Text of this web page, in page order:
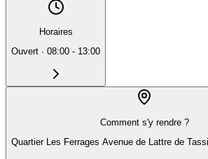
Horaires
Ouvert · 08:00 - 13:00
Comment s'y rendre ?
Quartier Les Ferrages Avenue de Lattre de